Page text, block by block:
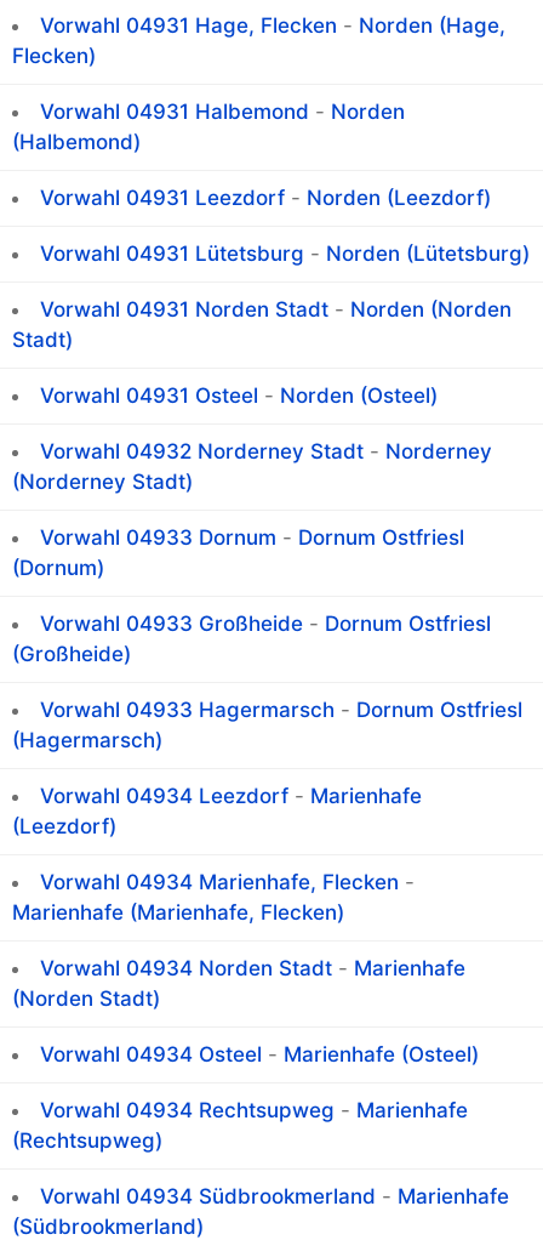
Vorwahl 04931 Hage, Flecken - Norden (Hage,
Flecken)
Vorwahl 04931 Halbemond - Norden
(Halbemond)
Vorwahl 04931 Leezdorf - Norden (Leezdorf)
Vorwahl 04931 Lütetsburg - Norden (Lütetsburg)
Vorwahl 04931 Norden Stadt - Norden (Norden
Stadt)
Vorwahl 04931 Osteel - Norden (Osteel)
Vorwahl 04932 Norderney Stadt - Norderney
(Norderney Stadt)
Vorwahl 04933 Dornum - Dornum Ostfriesl
(Dornum)
Vorwahl 04933 Großheide - Dornum Ostfriesl
(Großheide)
Vorwahl 04933 Hagermarsch - Dornum Ostfriesl
(Hagermarsch)
Vorwahl 04934 Leezdorf - Marienhafe
(Leezdorf)
Vorwahl 04934 Marienhafe, Flecken -
Marienhafe (Marienhafe, Flecken)
Vorwahl 04934 Norden Stadt - Marienhafe
(Norden Stadt)
Vorwahl 04934 Osteel - Marienhafe (Osteel)
Vorwahl 04934 Rechtsupweg - Marienhafe
(Rechtsupweg)
Vorwahl 04934 Südbrookmerland - Marienhafe
(Südbrookmerland)